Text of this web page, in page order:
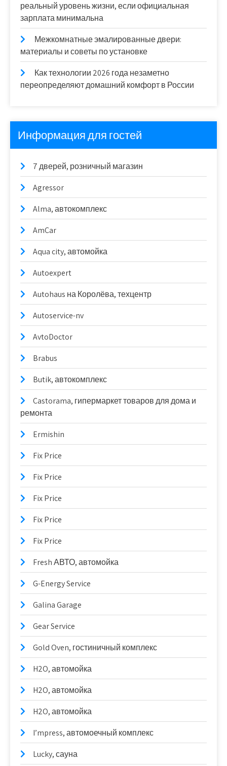
реальный уровень жизни, если официальная
зарплата минимальна
Межкомнатные эмалированные двери:
материалы и советы по установке
Как технологии 2026 года незаметно
переопределяют домашний комфорт в России
Информация для гостей
7 дверей, розничный магазин
Agressor
Alma, автокомплекс
AmCar
Aqua city, автомойка
Autoexpert
Autohaus на Королёва, техцентр
Autoservice-nv
AvtoDoctor
Brabus
Butik, автокомплекс
Castorama, гипермаркет товаров для дома и
ремонта
Ermishin
Fix Price
Fix Price
Fix Price
Fix Price
Fix Price
Fresh АВТО, автомойка
G-Energy Service
Galina Garage
Gear Service
Gold Oven, гостиничный комплекс
H2O, автомойка
H2O, автомойка
H2O, автомойка
I’mpress, автомоечный комплекс
Lucky, сауна